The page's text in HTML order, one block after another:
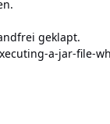
geklapt.
a-jar-file-